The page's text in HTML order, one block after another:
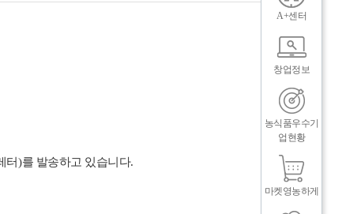
인
터)를 발송하고 있습니다.
A+센터
창업정보
농식품우수기
업현황
마켓영농하게